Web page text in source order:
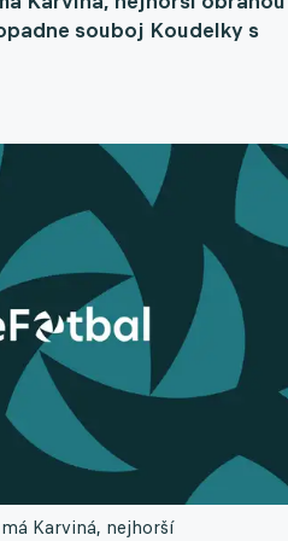
souboj Koudelky s
Karviná, nejhorší